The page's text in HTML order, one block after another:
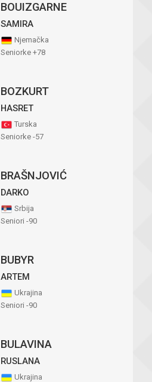
BOUIZGARNE
SAMIRA
Njemačka
Seniorke +78
BOZKURT
HASRET
Turska
Seniorke -57
BRAŠNJOVIĆ
DARKO
Srbija
Seniori -90
BUBYR
ARTEM
Ukrajina
Seniori -90
BULAVINA
RUSLANA
Ukrajina